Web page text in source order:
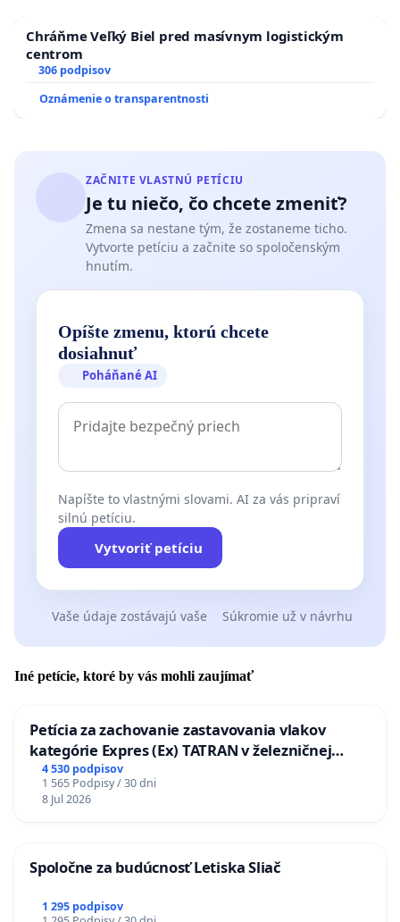
Chráňme Veľký Biel pred masívnym logistickým
centrom
306 podpisov
Oznámenie o transparentnosti
ZAČNITE VLASTNÚ PETÍCIU
Je tu niečo, čo chcete zmeniť?
Zmena sa nestane tým, že zostaneme ticho.
Vytvorte petíciu a začnite so spoločenským
hnutím.
Opíšte zmenu, ktorú chcete
dosiahnuť
Poháňané AI
Napíšte to vlastnými slovami. AI za vás pripraví
silnú petíciu.
Vytvoriť petíciu
Vaše údaje zostávajú vaše Súkromie už v návrhu
Iné petície, ktoré by vás mohli zaujímať
Petícia za zachovanie zastavovania vlakov
kategórie Expres (Ex) TATRAN v železničnej
stanici Púchov
4 530 podpisov
1 565 Podpisy / 30 dni
8 Jul 2026
Spoločne za budúcnosť Letiska Sliač
1 295 podpisov